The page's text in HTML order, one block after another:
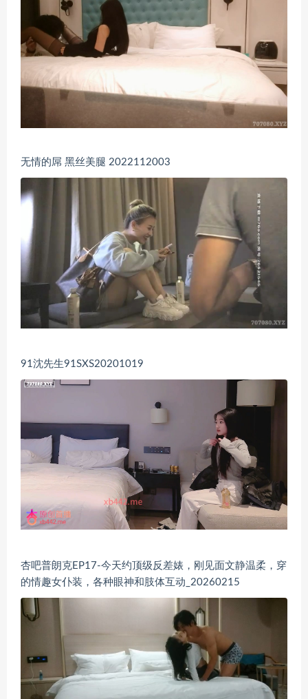
无情的屌 黑丝美腿 2022112003
91沈先生91SXS20201019
杏吧普朗克EP17-今天约顶级反差婊，刚见面文静温柔，穿
的情趣女仆装，各种眼神和肢体互动_20260215